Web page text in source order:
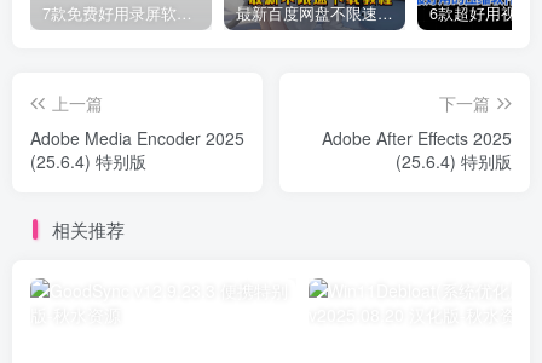
7款免费好用录屏软件推荐，高清4K无水印录制，主播UP主都在用的录屏软件 最新百度网盘不限速下载教程
上一篇
Adobe Media Encoder 2025
(25.6.4) 特别版
下一篇
Adobe After Effects 2025
(25.6.4) 特别版
相关推荐